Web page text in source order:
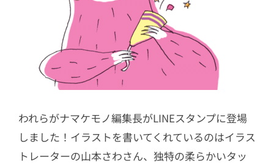
われらがナマケモノ編集長がLINEスタンプに登場
しました！イラストを書いてくれているのはイラス
トレーターの山本さわさん、独特の柔らかいタッ